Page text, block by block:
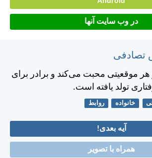
در وب سایت آنها
تصادفی
موقعيتی محبت می‌كند و برادر برای
تولد يافته است.
خانواده روابط
آیه بعدی!
همراه با تصویر